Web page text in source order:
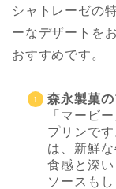
シャトレーゼの
ーなデザートを
おすすめです。
森永製菓
「マービ
プリンで
は、新鮮
食感と深
ソースも